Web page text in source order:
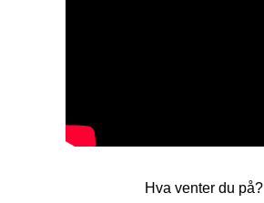
Hva venter du på?